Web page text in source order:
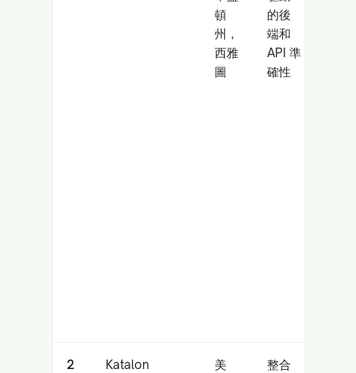
頓
州，
西雅
圖
的後
端和
API 準
確性
2
Katalon
美
整合